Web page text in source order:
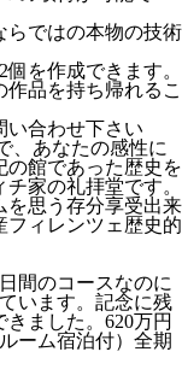
らではの本物の技術
を作成できます。
品を持ち帰れるこ
い合わせ下さい
、あなたの感性に
の館であった歴史を
家の礼拝堂です。
を思う存分享受出来
フィレンツェ歴史的
間のコースなのに
います。記念に残
ました。620万円
ーム宿泊付）全期